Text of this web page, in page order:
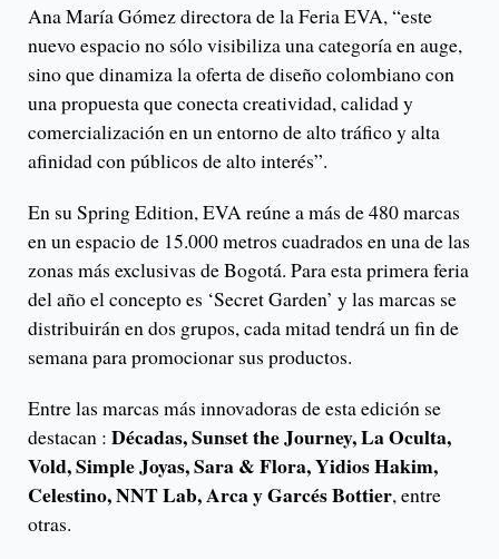
Ana María Gómez directora de la Feria EVA, “este
nuevo espacio no sólo visibiliza una categoría en auge,
sino que dinamiza la oferta de diseño colombiano con
una propuesta que conecta creatividad, calidad y
comercialización en un entorno de alto tráfico y alta
afinidad con públicos de alto interés”.
En su Spring Edition, EVA reúne a más de 480 marcas
en un espacio de 15.000 metros cuadrados en una de las
zonas más exclusivas de Bogotá. Para esta primera feria
del año el concepto es ‘Secret Garden’ y las marcas se
distribuirán en dos grupos, cada mitad tendrá un fin de
semana para promocionar sus productos.
Entre las marcas más innovadoras de esta edición se
destacan : Décadas, Sunset the Journey, La Oculta,
Vold, Simple Joyas, Sara & Flora, Yidios Hakim,
Celestino, NNT Lab, Arca y Garcés Bottier, entre
otras.